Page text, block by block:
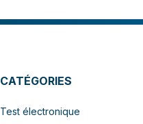
CATÉGORIES
Test électronique